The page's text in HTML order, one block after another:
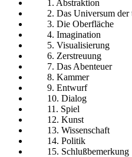
1. Abstraktion
2. Das Universum
3. Die Oberfläche
4. Imagination
5. Visualisierung
6. Zerstreuung
7. Das Abenteuer
8. Kammer
9. Entwurf
10. Dialog
11. Spiel
12. Kunst
13. Wissenschaft
14. Politik
15. Schlußbemerkung